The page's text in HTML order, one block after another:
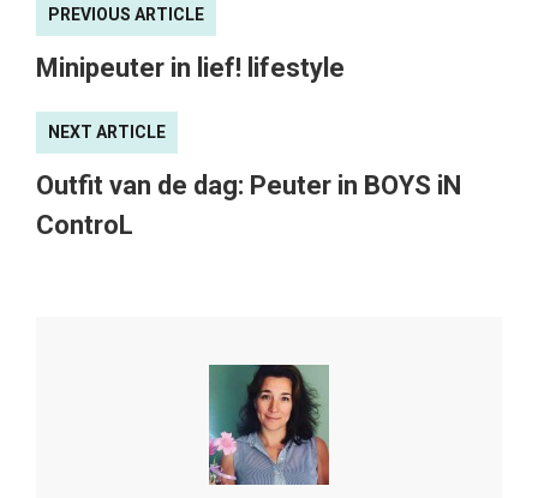
PREVIOUS ARTICLE
Minipeuter in lief! lifestyle
NEXT ARTICLE
Outfit van de dag: Peuter in BOYS iN
ControL